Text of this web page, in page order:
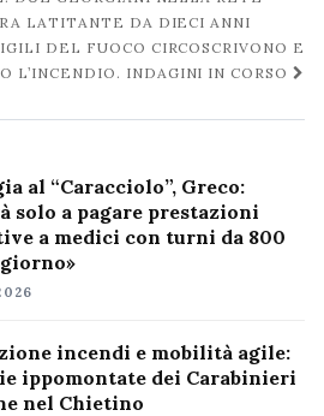
LATITANTE DA DIECI ANNI
DEL FUOCO CIRCOSCRIVONO E
L’INCENDIO. INDAGINI IN CORSO
al “Caracciolo”, Greco:
solo a pagare prestazioni
a medici con turni da 800
incendi e mobilità agile:
ippomontate dei Carabinieri
nel Chietino